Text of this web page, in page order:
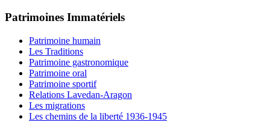
Patrimoines Immatériels
Patrimoine humain
Les Traditions
Patrimoine gastronomique
Patrimoine oral
Patrimoine sportif
Relations Lavedan-Aragon
Les migrations
Les chemins de la liberté 1936-1945